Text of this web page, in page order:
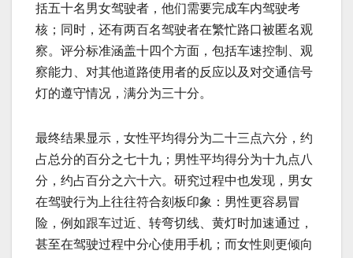
括五十名男女驾驶者，他们需要完成车内驾驶考
核；同时，还有两百名驾驶者在繁忙路口被匿名观
察。评分标准涵盖十四个方面，包括车速控制、观
察能力、对其他道路使用者的反应以及对交通信号
灯的遵守情况，满分为三十分。
最终结果显示，女性平均得分为二十三点六分，约
占总分的百分之七十九；男性平均得分为十九点八
分，约占百分之六十六。研究过程中也发现，男女
在驾驶行为上往往符合刻板印象：男性更容易冒
险，例如跟车过近、转弯切线、黄灯时加速通过，
甚至在驾驶过程中分心使用手机；而女性则更倾向